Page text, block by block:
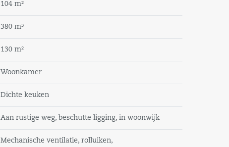
104 m²
380 m³
130 m²
Woonkamer
Dichte keuken
Aan rustige weg, beschutte ligging, in woonwijk
Mechanische ventilatie, rolluiken,